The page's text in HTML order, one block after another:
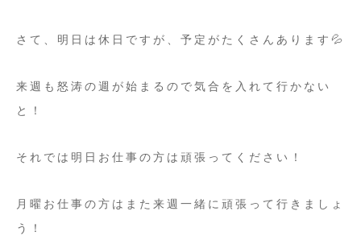
さて、明日は休日ですが、予定がたくさんあります💦
来週も怒涛の週が始まるので気合を入れて行かない
と！
それでは明日お仕事の方は頑張ってください！
月曜お仕事の方はまた来週一緒に頑張って行きましょ
う！